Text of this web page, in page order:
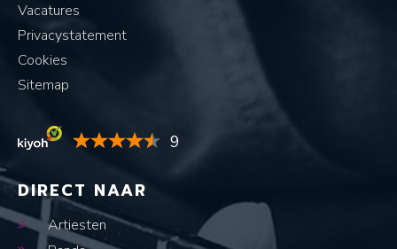
Vacatures
Privacystatement
Cookies
Sitemap
9
DIRECT NAAR
Artiesten